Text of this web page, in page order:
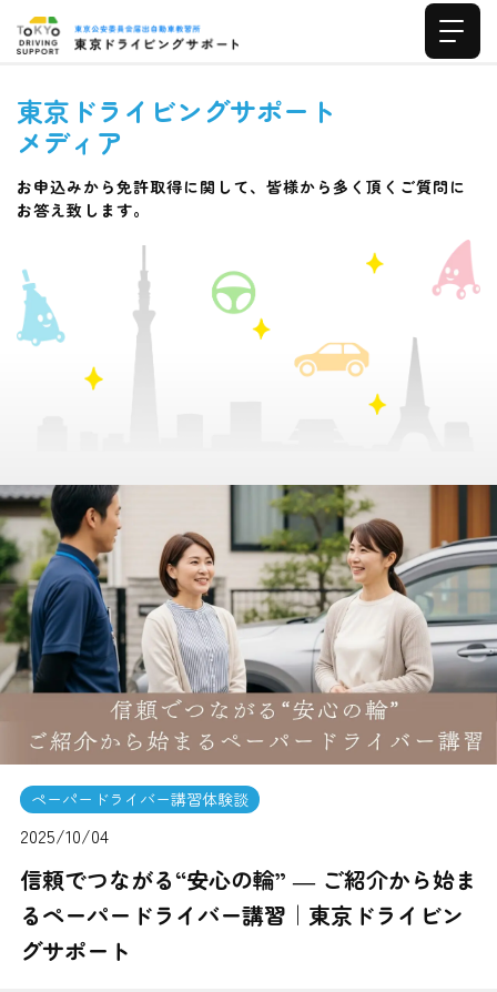
東京ドライビングサポート
メディア
お申込みから免許取得に関して、皆様から多く頂くご質問に
お答え致します。
ペーパードライバー講習体験談
2025/10/04
信頼でつながる“安心の輪” ― ご紹介から始ま
るペーパードライバー講習｜東京ドライビン
グサポート